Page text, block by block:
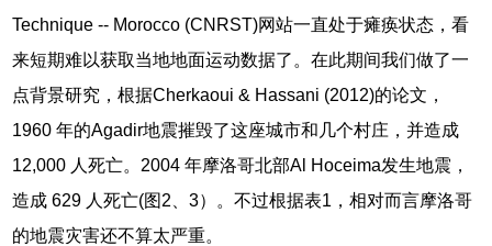
Technique -- Morocco (CNRST)网站一直处于瘫痪状态，看
来短期难以获取当地地面运动数据了。在此期间我们做了一
点背景研究，根据Cherkaoui & Hassani (2012)的论文，
1960 年的Agadir地震摧毁了这座城市和几个村庄，并造成
12,000 人死亡。2004 年摩洛哥北部Al Hoceima发生地震，
造成 629 人死亡(图2、3）。不过根据表1，相对而言摩洛哥
的地震灾害还不算太严重。